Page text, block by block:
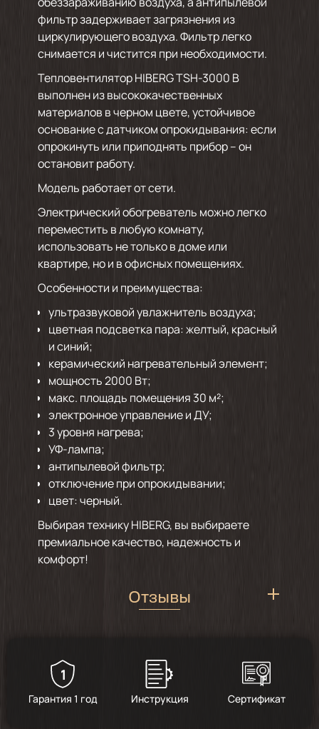
фильтр задерживает загрязнения из
циркулирующего воздуха. Фильтр легко
снимается и чистится при необходимости.
Тепловентилятор HIBERG TSH-3000 B
выполнен из высококачественных
материалов в черном цвете, устойчивое
основание с датчиком опрокидывания: если
опрокинуть или приподнять прибор – он
остановит работу.
Модель работает от сети.
Электрический обогреватель можно легко
переместить в любую комнату,
использовать не только в доме или
квартире, но и в офисных помещениях.
Особенности и преимущества:
ультразвуковой увлажнитель воздуха;
цветная подсветка пара: желтый, красный
и синий;
керамический нагревательный элемент;
мощность 2000 Вт;
макс. площадь помещения 30 м²;
электронное управление и ДУ;
3 уровня нагрева;
УФ-лампа;
антипылевой фильтр;
отключение при опрокидывании;
цвет: черный.
Выбирая технику HIBERG, вы выбираете
премиальное качество, надежность и
комфорт!
Отзывы
1
Гарантия 1 год Инструкция Сертификат